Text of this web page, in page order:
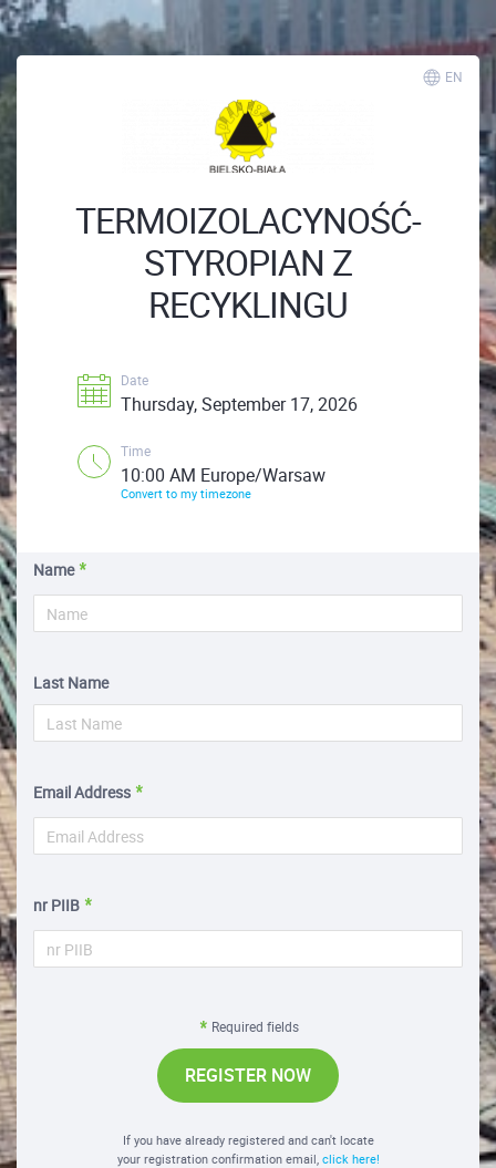
EN
TERMOIZOLACYNOŚĆ-
STYROPIAN Z
RECYKLINGU
Date
Thursday, September 17, 2026
Time
10:00 AM Europe/Warsaw
Convert to my timezone
Name
Last Name
Email Address
nr PIIB
Required fields
REGISTER NOW
If you have already registered and can't locate
your registration confirmation email, click here!